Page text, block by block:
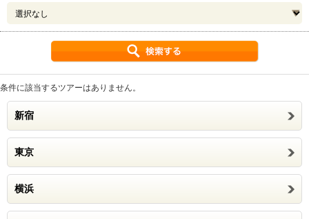
条件に該当するツアーはありません。
新宿
東京
横浜